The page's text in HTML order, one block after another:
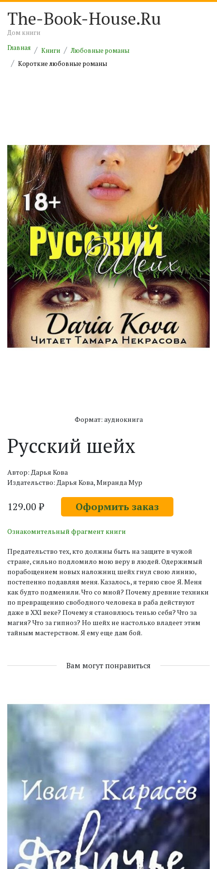
The-Book-House.Ru
Дом книги
Главная
Книги
Любовные романы
Короткие любовные романы
Формат: аудиокнига
Русский шейх
Автор: Дарья Кова
Издательство: Дарья Кова, Миранда Мур
129.00 ₽ Оформить заказ
Ознакомительный фрагмент книги
Предательство тех, кто должны быть на защите в чужой
стране, сильно подломило мою веру в людей. Одержимый
порабощением новых наложниц шейх гнул свою линию,
постепенно подавляя меня. Казалось, я теряю свое Я. Меня
как будто подменили. Что со мной? Почему древние техники
по превращению свободного человека в раба действуют
даже в XXI веке? Почему я становлюсь тенью себя? Что за
магия? Что за гипноз? Но шейх не настолько владеет этим
тайным мастерством. Я ему еще дам бой.
Вам могут понравиться